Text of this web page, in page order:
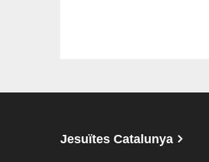
Jesuïtes Catalunya